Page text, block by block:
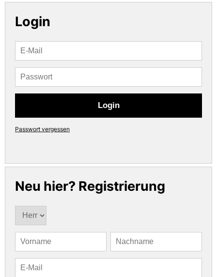
Login
Login
Passwort vergessen
Neu hier? Registrierung